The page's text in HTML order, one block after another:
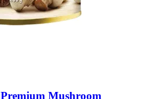
Premium Mushroom